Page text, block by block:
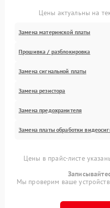
Цены актуальны на
Замена материнской платы
Прошивка / разблокировка
Замена сигнальной платы
Замена резистора
Замена предохранителя
Замена платы обработки
Цены в прайс-листе
Мы проверим ваше